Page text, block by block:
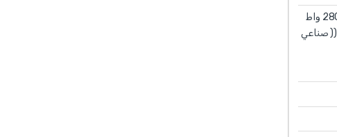
مجموعة قطع مغسل سيارات 2800 واط
180 بار مع خرطوم 5 متر TOTAL (( صناعي